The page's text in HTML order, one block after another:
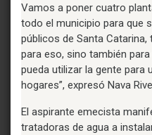
Vamos a poner cuatro
todo el municipio para que
públicos de Santa
para eso, sino también
pueda utilizar la gente para
hogares”, expresó Nava
El aspirante emecista
tratadoras de agua a